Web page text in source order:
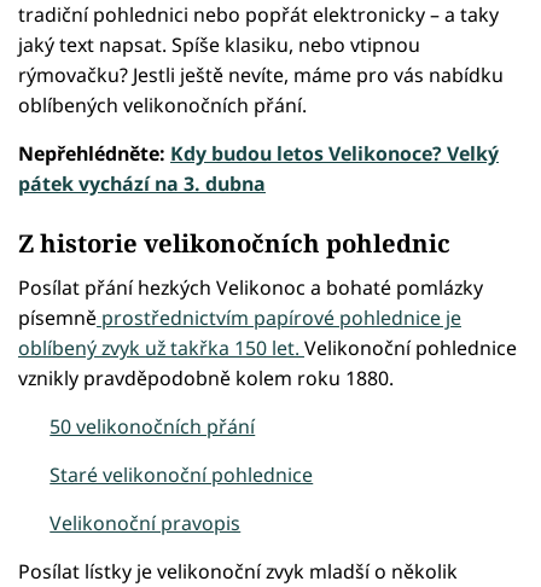
tradiční pohlednici nebo popřát elektronicky – a taky
jaký text napsat. Spíše klasiku, nebo vtipnou
rýmovačku? Jestli ještě nevíte, máme pro vás nabídku
oblíbených velikonočních přání.
Nepřehlédněte: Kdy budou letos Velikonoce? Velký
pátek vychází na 3. dubna
Z historie velikonočních pohlednic
Posílat přání hezkých Velikonoc a bohaté pomlázky
písemně prostřednictvím papírové pohlednice je
oblíbený zvyk už takřka 150 let. Velikonoční pohlednice
vznikly pravděpodobně kolem roku 1880.
50 velikonočních přání
Staré velikonoční pohlednice
Velikonoční pravopis
Posílat lístky je velikonoční zvyk mladší o několik